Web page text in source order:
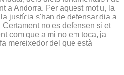
a Andorra. Per aquest motiu, la
la justícia s'han de defensar dia a
no es defensen si et
com que a mi no em toca, ja
mereixedor del que està